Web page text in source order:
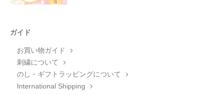
ガイド
お買い物ガイド
刺繍について
のし・ギフトラッピングについて
International Shipping